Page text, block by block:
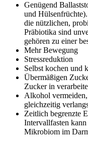
Genügend
und
die nützlichen,
Präbiotika sind
gehören zu einer
Mehr Bewegung
Stressreduktion
Selbst kochen und
Übermäßigen
Zucker in
Alkohol
gleichzeitig
Zeitlich begrenzte
Intervallfasten
Mikrobiom im